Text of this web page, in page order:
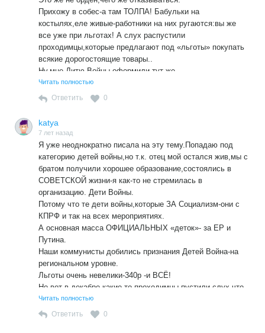
Прихожу в собес-а там ТОЛПА! Бабульки на
костылях,еле живые-работники на них ругаются:вы же
все уже при льготах! А слух распустили
проходимцы,которые предлагают под «льготы» покупать
всякие дорогостоящие товары..
Ну,мне Дитю Войны оформили тут же.
А дальше-самое смешное.
Посылают меня за соседний столик,и ЗАСТАВЛЯЮТ
Я им-так я не доработала до положенных17 лет!
А оказывается,уже год,как в ПО проявили ЩЕДРОСТЬ ,и
дают женщинам ветерана ПО при стаже 35 лет.
Оформляю документы.
И предлагают мне придти 21 января.с данными
пенсионной сберкнижки
И осчастливили меня -не 340 рублями,а аж целыми 352!
При этом от ДАРОВ Дитя войны-надо отказаться!
Читать полностью
Ответить 0
katya
7 лет назад
Я уже неоднократно писала на эту тему.Попадаю под
категорию детей войны,но т.к. отец мой остался жив,мы с
братом получили хорошее образование,состоялись в
СОВЕТСКОЙ жизни-я как-то не стремилась в
организацию. Дети Войны.
Потому что те дети войны,которые ЗА Социализм-они с
КПРФ и так на всех мероприятиях.
А основная масса ОФИЦИАЛЬНЫХ «деток»- за ЕР и
Путина.
Наши коммунисты добились признания Детей Война-на
региональном уровне.
Льготы очень невелики-340р -и ВСЁ!
Но вот в декабре какие-то проходимцы пустили слух,что
Путин к 75летию Победы обещает признать и даже
разовые выплаты будут.
Читать полностью
Ответить 0